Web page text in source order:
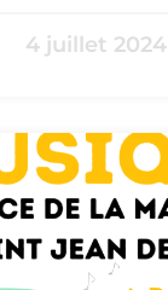
4 juillet 2024